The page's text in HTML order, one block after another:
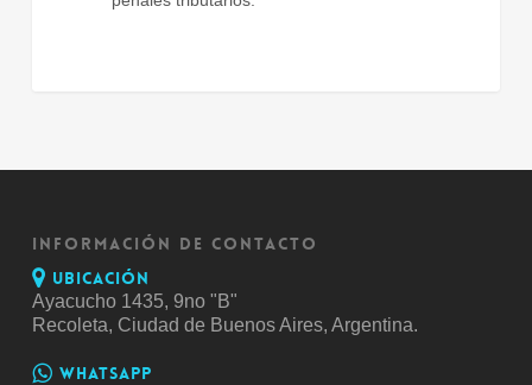
INFORMACIÓN DE CONTACTO
Ubicación
Ayacucho 1435, 9no "B"
Recoleta, Ciudad de Buenos Aires, Argentina.
Whatsapp